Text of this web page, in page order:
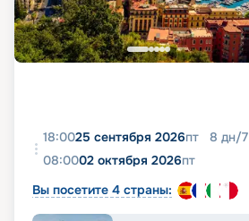
18:0025 сентября 2026пт 8 дн/7
08:0002 октября 2026пт
Вы посетите 4 страны: